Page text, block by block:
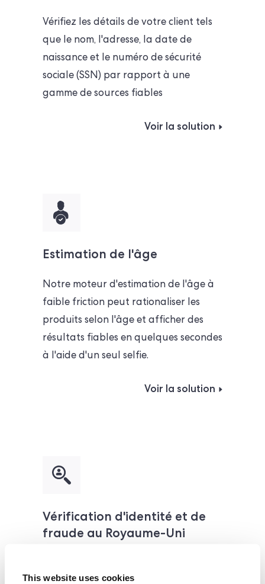
This website uses cookies
Vérifiez les détails de votre client tels
que le nom, l'adresse, la date de
naissance et le numéro de sécurité
sociale (SSN) par rapport à une
gamme de sources fiables
Voir la solution
Estimation de l'âge
Notre moteur d'estimation de l'âge à
faible friction peut rationaliser les
produits selon l'âge et afficher des
résultats fiables en quelques secondes
à l'aide d'un seul selfie.
Voir la solution
Vérification d'identité et de
fraude au Royaume-Uni
d'identification et de vérification du